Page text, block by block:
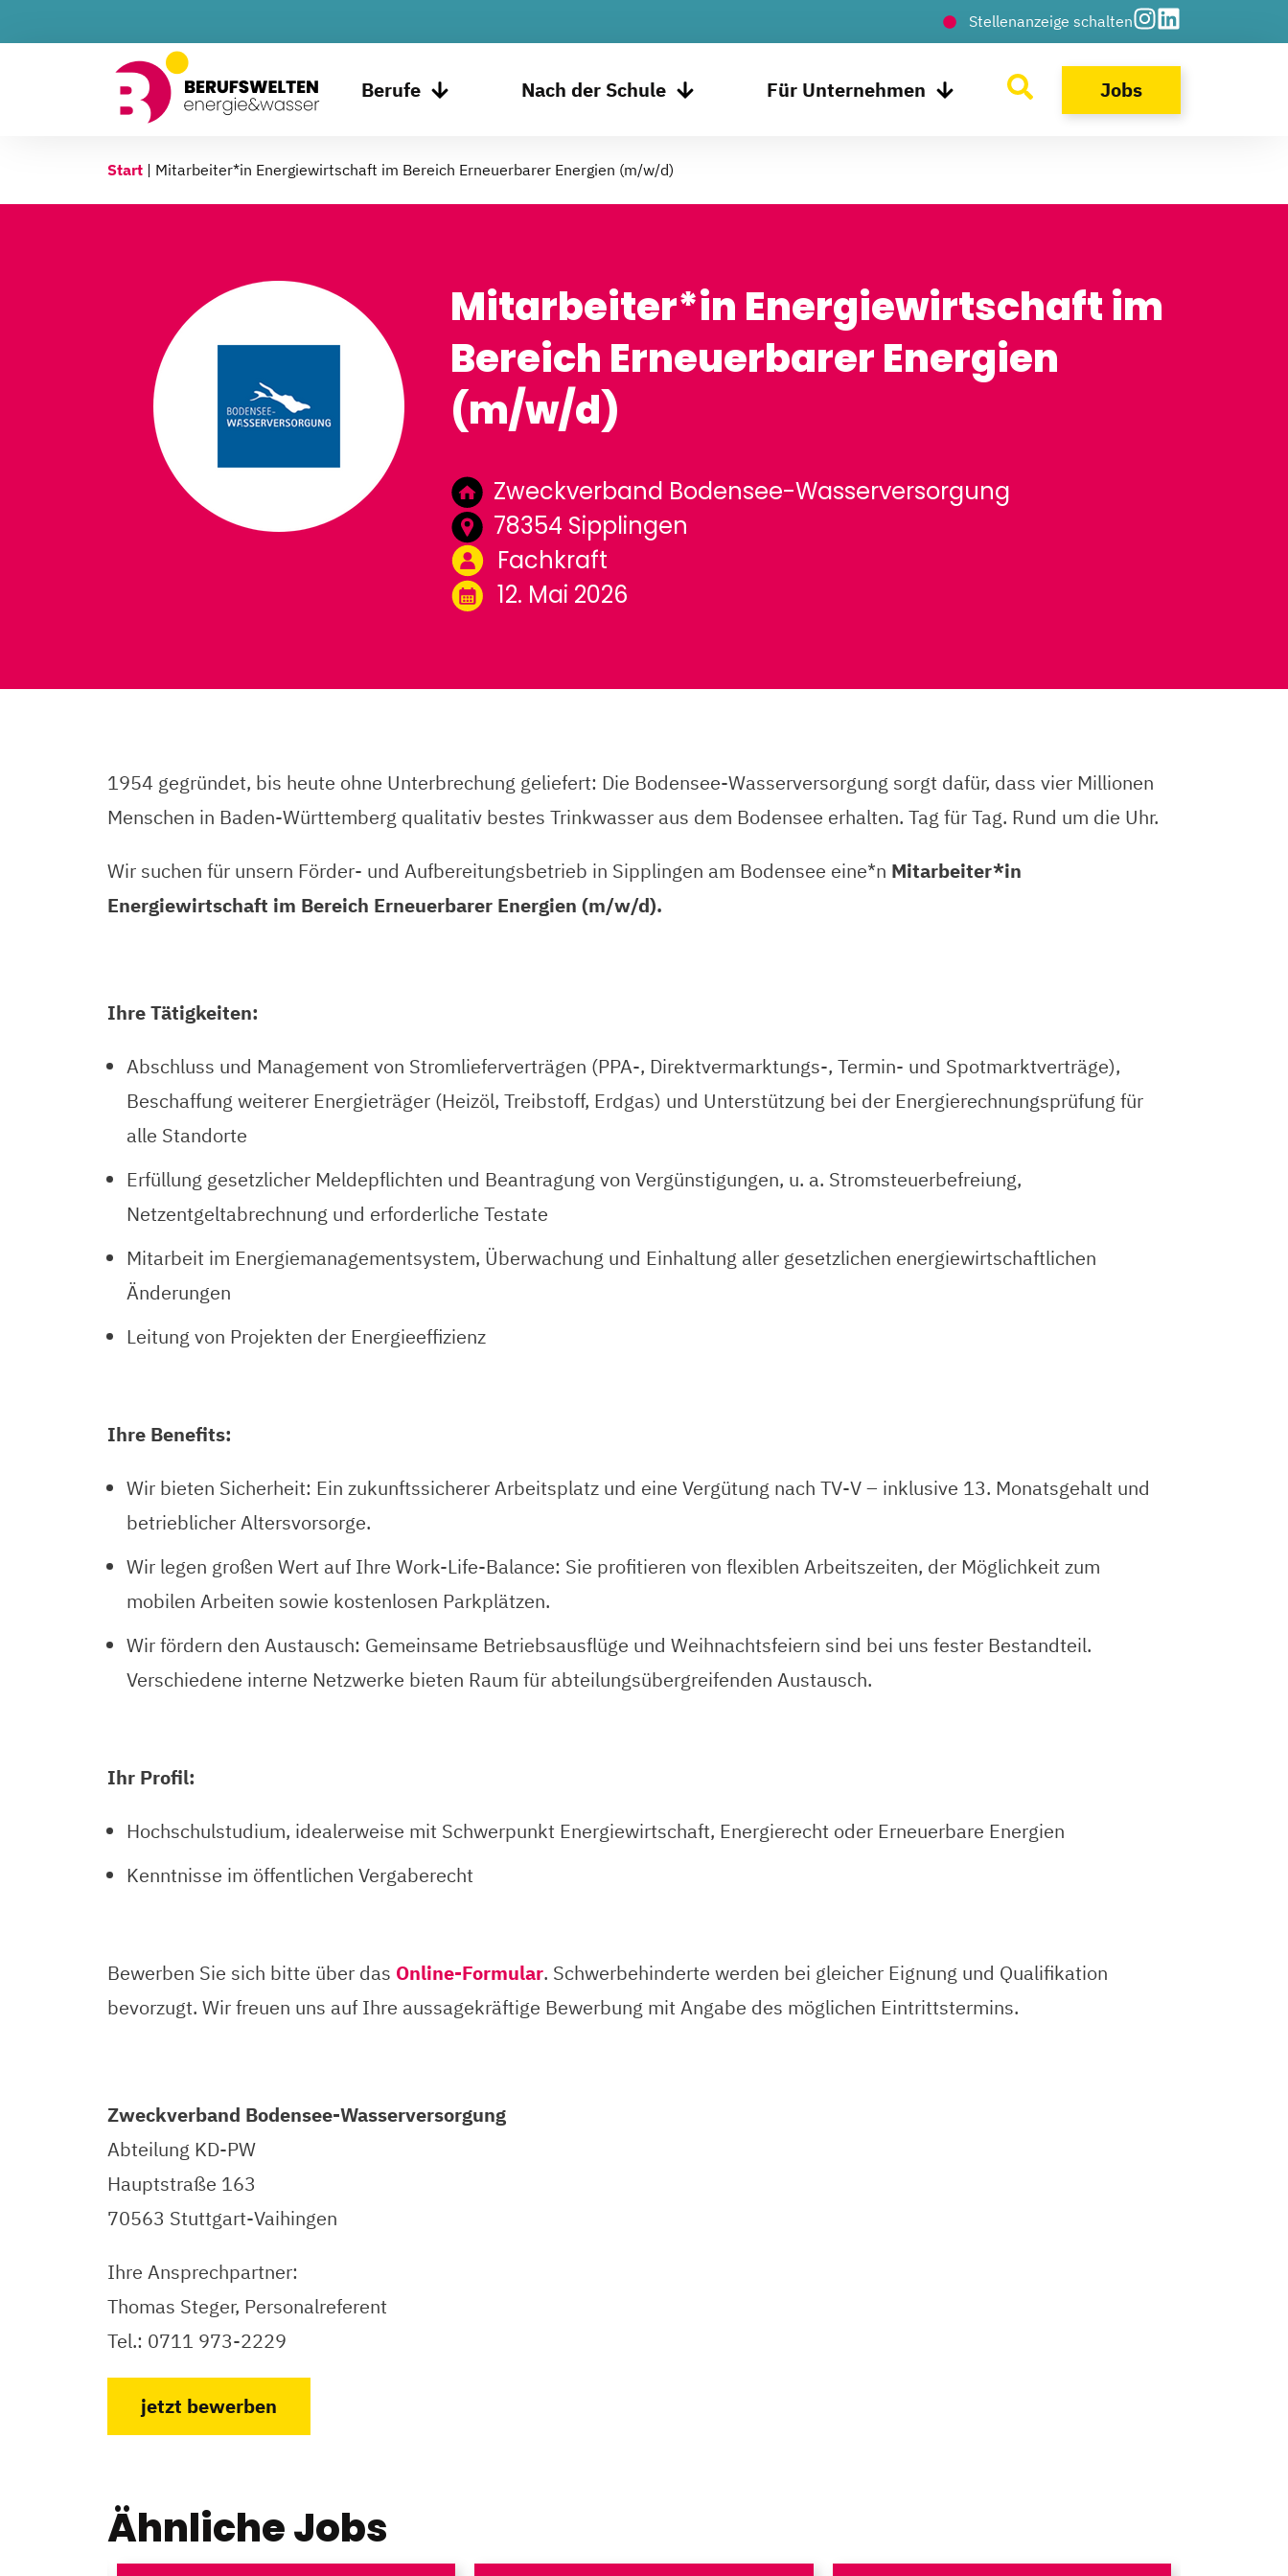
Stellenanzeige schalten
Berufe Nach der Schule Für Unternehmen Jobs
Start | Mitarbeiter*in Energiewirtschaft im Bereich Erneuerbarer Energien (m/w/d)
Mitarbeiter*in Energiewirtschaft im
Bereich Erneuerbarer Energien
(m/w/d)
Zweckverband Bodensee-Wasserversorgung
78354 Sipplingen
Fachkraft
12. Mai 2026
1954 gegründet, bis heute ohne Unterbrechung geliefert: Die Bodensee-Wasserversorgung sorgt dafür, dass vier Millionen
Menschen in Baden-Württemberg qualitativ bestes Trinkwasser aus dem Bodensee erhalten. Tag für Tag. Rund um die Uhr.
Wir suchen für unsern Förder- und Aufbereitungsbetrieb in Sipplingen am Bodensee eine*n Mitarbeiter*in
Energiewirtschaft im Bereich Erneuerbarer Energien (m/w/d).
Ihre Tätigkeiten:
Abschluss und Management von Stromlieferverträgen (PPA-, Direktvermarktungs-, Termin- und Spotmarktverträge),
Beschaffung weiterer Energieträger (Heizöl, Treibstoff, Erdgas) und Unterstützung bei der Energierechnungsprüfung für
alle Standorte
Erfüllung gesetzlicher Meldepflichten und Beantragung von Vergünstigungen, u. a. Stromsteuerbefreiung,
Netzentgeltabrechnung und erforderliche Testate
Mitarbeit im Energiemanagementsystem, Überwachung und Einhaltung aller gesetzlichen energiewirtschaftlichen
Änderungen
Leitung von Projekten der Energieeffizienz
Ihre Benefits:
Wir bieten Sicherheit: Ein zukunftssicherer Arbeitsplatz und eine Vergütung nach TV-V – inklusive 13. Monatsgehalt und
betrieblicher Altersvorsorge.
Wir legen großen Wert auf Ihre Work-Life-Balance: Sie profitieren von flexiblen Arbeitszeiten, der Möglichkeit zum
mobilen Arbeiten sowie kostenlosen Parkplätzen.
Wir fördern den Austausch: Gemeinsame Betriebsausflüge und Weihnachtsfeiern sind bei uns fester Bestandteil.
Verschiedene interne Netzwerke bieten Raum für abteilungsübergreifenden Austausch.
Ihr Profil:
Hochschulstudium, idealerweise mit Schwerpunkt Energiewirtschaft, Energierecht oder Erneuerbare Energien
Kenntnisse im öffentlichen Vergaberecht
Bewerben Sie sich bitte über das Online-Formular. Schwerbehinderte werden bei gleicher Eignung und Qualifikation
bevorzugt. Wir freuen uns auf Ihre aussagekräftige Bewerbung mit Angabe des möglichen Eintrittstermins.
Zweckverband Bodensee-Wasserversorgung
Abteilung KD-PW
Hauptstraße 163
70563 Stuttgart-Vaihingen
Ihre Ansprechpartner:
Thomas Steger, Personalreferent
Tel.: 0711 973-2229
jetzt bewerben
Ähnliche Jobs